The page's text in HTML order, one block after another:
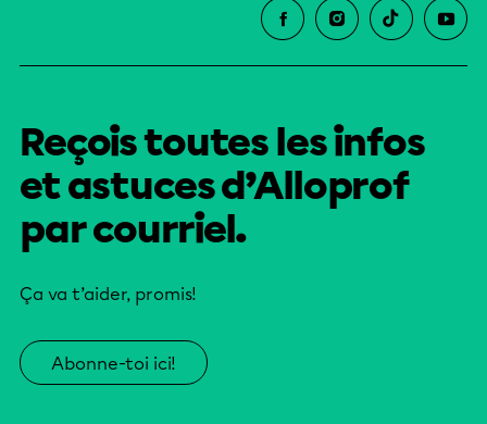
Reçois toutes les infos
et astuces d’Alloprof
par courriel.
Ça va t’aider, promis!
Abonne-toi ici!